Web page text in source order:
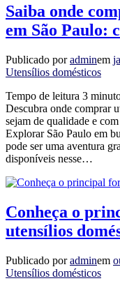
Saiba onde
em São Paulo:
Publicado poradminem
Utensílios domésticos
Tempo de leitura 3
Descubra onde comprar
sejam de qualidade e
Explorar São Paulo em
pode ser uma aventura
disponíveis nesse…
Conheça o
utensílios
Publicado poradminem
Utensílios domésticos